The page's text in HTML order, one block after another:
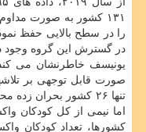
در گسترش این گروه وجود
یونیسف خاطرنشان می
صورت قابل توجهی بر
تنها ۲۶ کشور بحران
اما نیمی از کل کودکان
کشورها، تعداد کودکان